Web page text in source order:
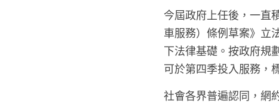
今屆政府上任後，一直
車服務）條例草案》立
下法律基礎。按政府規
可於第四季投入服務，
社會各界普遍認同，網